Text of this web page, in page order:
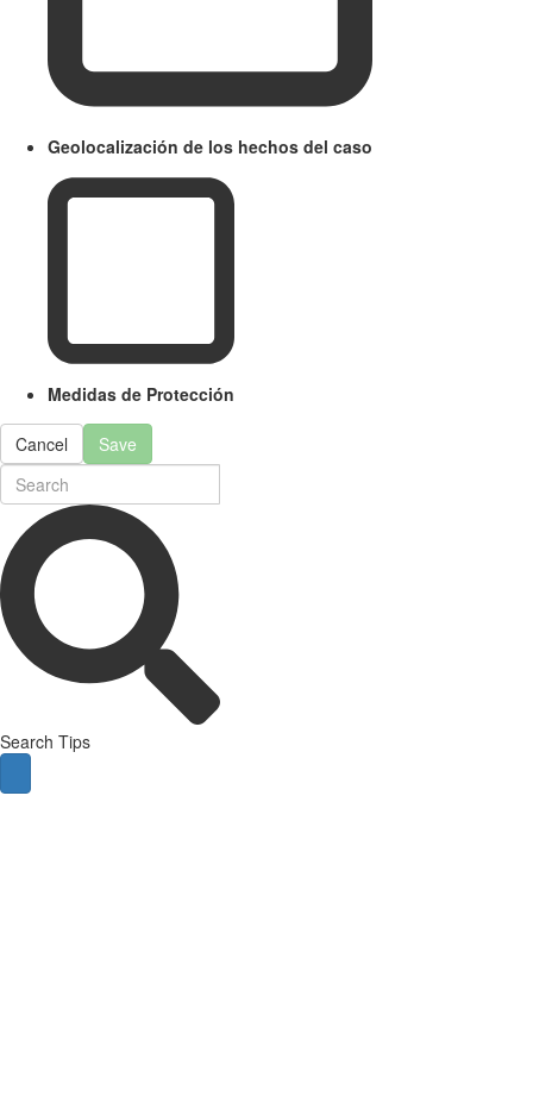
Geolocalización de los hechos del caso
Medidas de Protección
Cancel Save
Search Tips